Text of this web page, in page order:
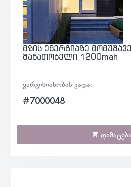
მზის ენერგიაზე
მანათობელი 1200mah
ვარგისიანობის ვადა:
#7000048
დამატება